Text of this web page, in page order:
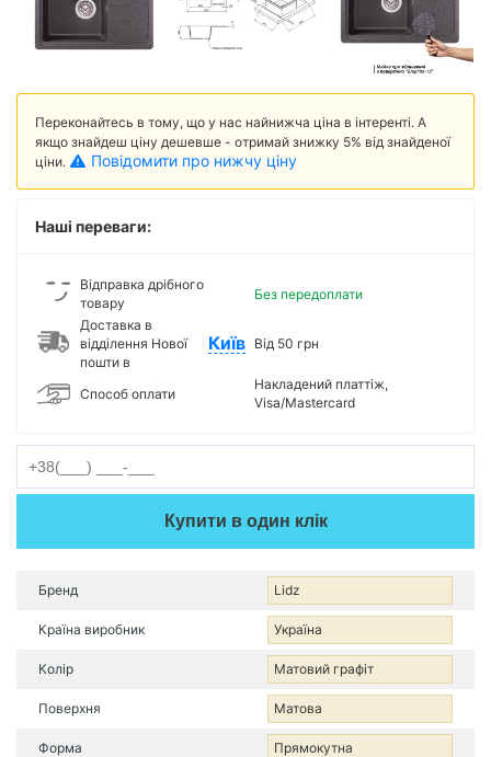
Переконайтесь в тому, що у нас найнижча ціна в інтеренті. А
якщо знайдеш ціну дешевше - отримай знижку 5% від знайденої
ціни.
Повідомити про нижчу ціну
Наші переваги:
Відправка дрібного
товару
Без передоплати
Доставка в
відділення Нової
пошти в
Київ Від 50 грн
Способ оплати
Накладений платтіж,
Visa/Mastercard
Купити в один клік
Бренд Lidz
Країна виробник Україна
Колір Матовий графіт
Поверхня Матова
Форма Прямокутна